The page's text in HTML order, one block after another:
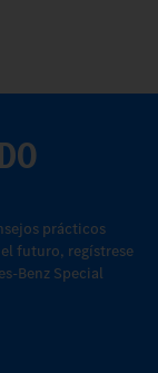
prácticos
futuro, regístrese
Benz Special